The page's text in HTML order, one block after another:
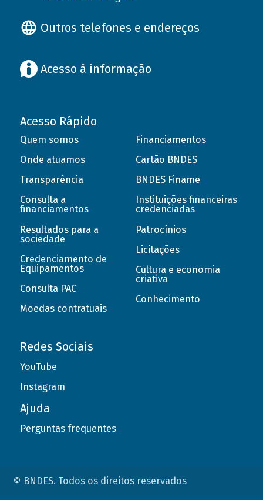
Outros telefones e endereços
Acesso à informação
Acesso Rápido
Quem somos
Onde atuamos
Transparência
Consulta a
financiamentos
Resultados para a
sociedade
Credenciamento de
Equipamentos
Consulta PAC
Moedas contratuais
Financiamentos
Cartão BNDES
BNDES Finame
Instituições financeiras
credenciadas
Patrocínios
Licitações
Cultura e economia
criativa
Conhecimento
Redes Sociais
YouTube
Instagram
Ajuda
Perguntas frequentes
© BNDES. Todos os direitos reservados